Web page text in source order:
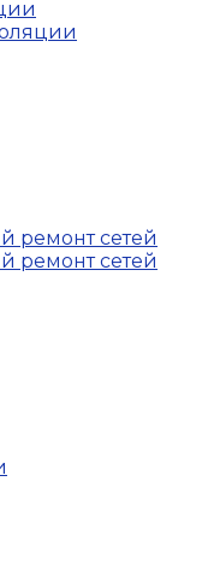
ремонт сетей
ремонт сетей